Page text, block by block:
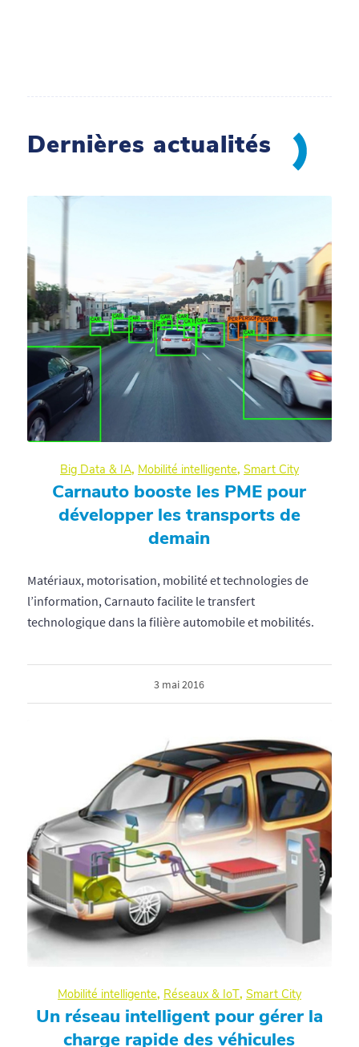
Dernières actualités
Big Data & IA, Mobilité intelligente, Smart City
Carnauto booste les PME pour
développer les transports de
demain
Matériaux, motorisation, mobilité et technologies de
l’information, Carnauto facilite le transfert
technologique dans la filière automobile et mobilités.
3 mai 2016
Mobilité intelligente, Réseaux & IoT, Smart City
Un réseau intelligent pour gérer la
charge rapide des véhicules